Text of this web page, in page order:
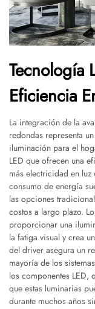
Tecnología
Eficiencia
La integración de la
redondas representa
iluminación para el
LED que ofrecen una
más electricidad en
consumo de energía
las opciones
costos a largo plazo.
proporcionar una
la fatiga visual y crea
del driver asegura un
mayoría de los
los componentes LED,
que estas luminarias
durante muchos años